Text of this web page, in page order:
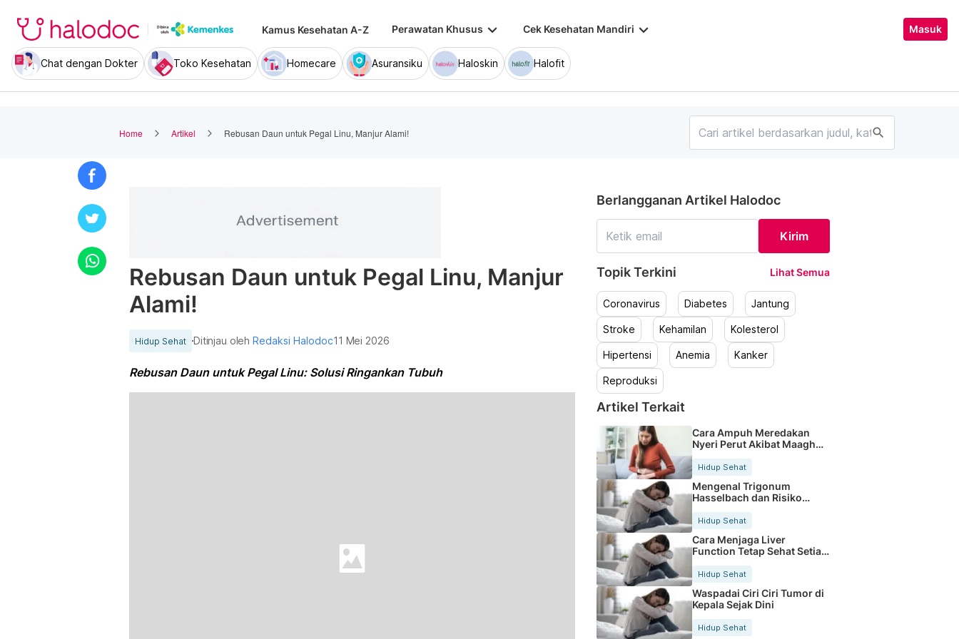
Kamus Kesehatan A-Z Perawatan Khusus keyboard_arrow_down Cek Kesehatan Mandiri keyboard_arrow_down Masuk
Chat dengan Dokter Toko Kesehatan Homecare Asuransiku Haloskin Halofit
Home Artikel Rebusan Daun untuk Pegal Linu, Manjur Alami! search
Rebusan Daun untuk Pegal Linu, Manjur
Alami!
Hidup Sehat Ditinjau olehRedaksi Halodoc11 Mei 2026
Rebusan Daun untuk Pegal Linu: Solusi Ringankan Tubuh
Berlangganan Artikel Halodoc
Kirim
Topik Terkini Lihat Semua
Coronavirus Diabetes Jantung
Stroke Kehamilan Kolesterol
Hipertensi Anemia Kanker
Reproduksi
Artikel Terkait
Cara Ampuh Meredakan
Nyeri Perut Akibat Maagh
Kambuh
Hidup Sehat
Mengenal Trigonum
Hasselbach dan Risiko
Hidup Sehat
Cara Menjaga Liver
Function Tetap Sehat Setiap
Hidup Sehat
Waspadai Ciri Ciri Tumor di
Kepala Sejak Dini
Hidup Sehat